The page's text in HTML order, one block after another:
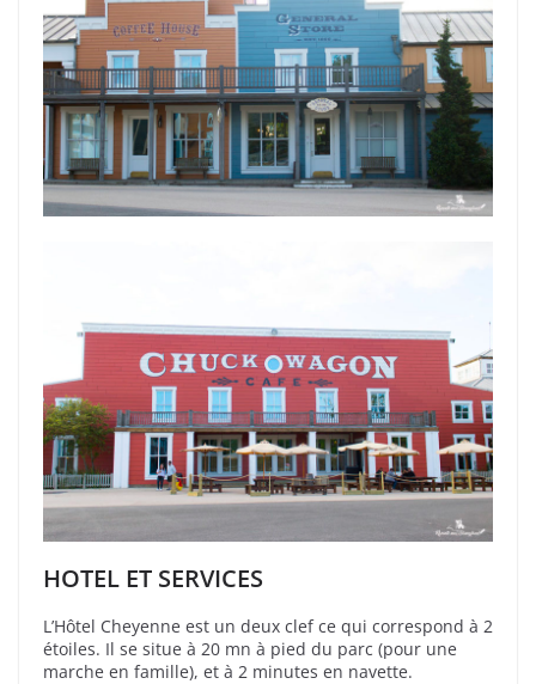
HOTEL ET SERVICES
L’Hôtel Cheyenne est un deux clef ce qui correspond à 2
étoiles. Il se situe à 20 mn à pied du parc (pour une
marche en famille), et à 2 minutes en navette.